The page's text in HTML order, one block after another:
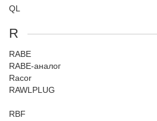
QL
R
RABE
RABE-аналог
Racor
RAWLPLUG
RBF